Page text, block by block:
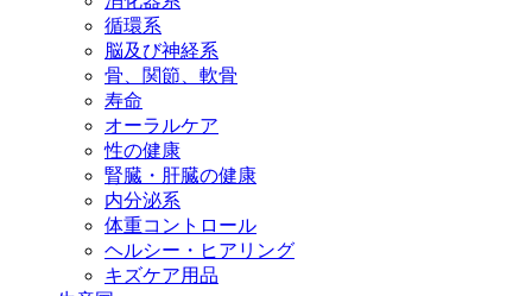
循環系
脳及び神経系
骨、関節、軟骨
寿命
オーラルケア
性の健康
腎臓・肝臓の健康
内分泌系
体重コントロール
ヘルシー・ヒアリング
キズケア用品